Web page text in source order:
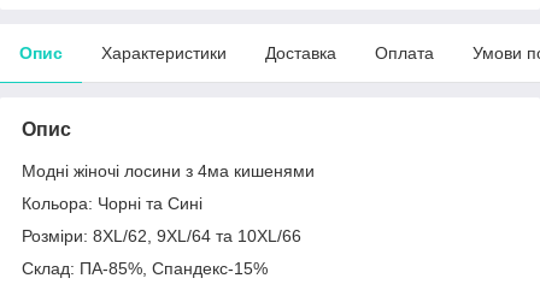
Опис Характеристики Доставка Оплата Умови
Опис
Модні жіночі лосини з 4ма кишенями
Кольора: Чорні та Сині
Розміри: 8XL/62, 9XL/64 та 10XL/66
Склад: ПА-85%, Спандекс-15%